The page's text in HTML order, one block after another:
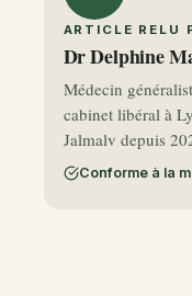
ARTICLE RELU
Dr Delphine
Médecin
cabinet libéral à
Jalmalv depuis
Conforme à la